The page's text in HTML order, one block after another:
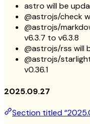
astro will be
@astrojs/check
@astrojs/
v6.3.7 to v6.3.8
@astrojs/rss will
@astrojs/
v0.36.1
2025.09.27
Section titled